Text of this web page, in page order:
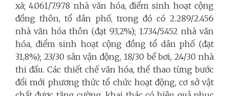
xã; 4.061/7.978 nhà văn hóa, điểm sinh hoạt cộng
đồng thôn, tổ dân phố, trong đó có 2.289/2.456
nhà văn hóa thôn (đạt 93,2%); 1.734/5.452 nhà văn
hóa, điểm sinh hoạt cộng đồng tổ dân phố (đạt
31,8%); 23/30 sân vận động, 18/30 bể bơi, 24/30 nhà
thi đấu. Các thiết chế văn hóa, thể thao từng bước
đổi mới phương thức tổ chức hoạt động, cơ sở vật